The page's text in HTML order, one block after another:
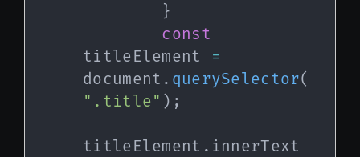
}
const
titleElement =
document . querySelector(
".title" ) ;
titleElement .